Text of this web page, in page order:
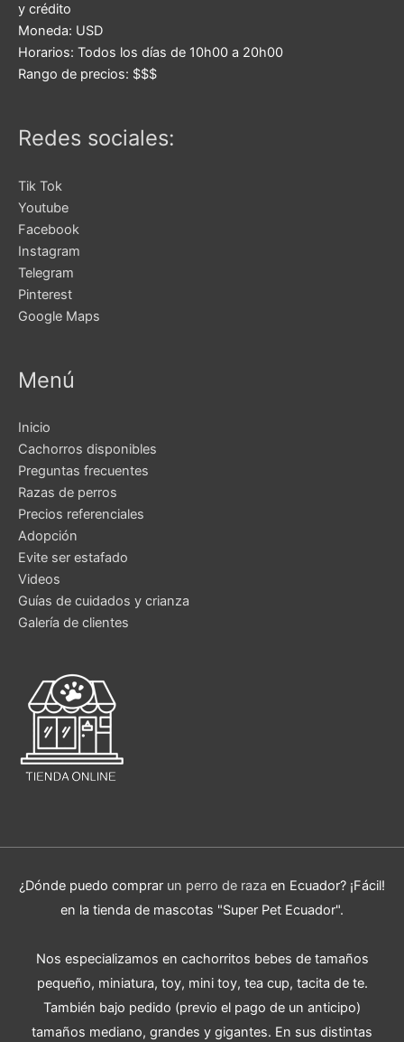
y crédito
Moneda: USD
Horarios: Todos los días de 10h00 a 20h00
Rango de precios: $$$
Redes sociales:
Tik Tok
Youtube
Facebook
Instagram
Telegram
Pinterest
Google Maps
Menú
Inicio
Cachorros disponibles
Preguntas frecuentes
Razas de perros
Precios referenciales
Adopción
Evite ser estafado
Videos
Guías de cuidados y crianza
Galería de clientes
¿Dónde puedo comprar un perro de raza en Ecuador? ¡Fácil!
en la tienda de mascotas "Super Pet Ecuador".
Nos especializamos en cachorritos bebes de tamaños
pequeño, miniatura, toy, mini toy, tea cup, tacita de te.
También bajo pedido (previo el pago de un anticipo)
tamaños mediano, grandes y gigantes. En sus distintas